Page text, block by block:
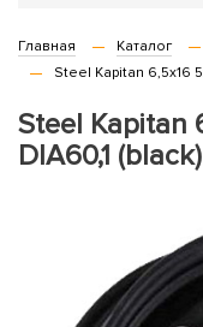
Главная Каталог
Steel Kapitan 6,5x16
Steel Kapitan
DIA60,1 (black)